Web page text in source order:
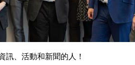
訊、活動和新聞的人！